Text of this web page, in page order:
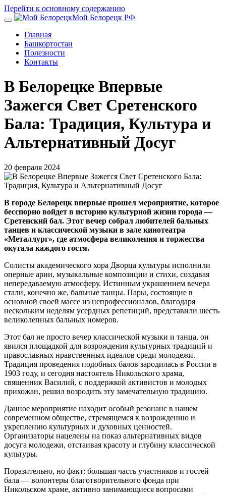
Перейти к основному содержанию
Мой Белорецк РФ
Главная
Башкортостан
Полезности
Контакты
В Белорецке Впервые
Зажегся Свет Сретенского
Бала: Традиция, Культура и
Альтернативный Досуг
20 февраля 2024
В городе Белорецк впервые прошел мероприятие, которое
бесспорно войдет в историю культурной жизни города —
Сретенский бал. Этот вечер собрал любителей бальных
танцев и классической музыки в зале кинотеатра
«Металлург», где атмосфера великолепия и торжества
окутала каждого гостя.
Солисты академического хора Дворца культуры исполнили
оперные арии, музыкальные композиции и стихи, создавая
непередаваемую атмосферу. Истинным украшением вечера
стали, конечно же, бальные танцы. Пары, состоящие в
основной своей массе из непрофессионалов, благодаря
нескольким неделям усердных репетиций, представили шесть
великолепных бальных номеров.
Этот бал не просто вечер классической музыки и танца, он
явился площадкой для возрождения культурных традиций и
православных нравственных идеалов среди молодежи.
Традиция проведения подобных балов зародилась в России в
1903 году, и сегодня настоятель Никольского храма,
священник Василий, с поддержкой активистов и молодых
прихожан, решил возродить эту замечательную традицию.
Данное мероприятие находит особый резонанс в нашем
современном обществе, стремящемся к возрождению и
укреплению культурных и духовных ценностей.
Организаторы нацелены на показ альтернативных видов
досуга молодежи, отстаивая красоту и глубину классической
культуры.
Поразительно, но факт: большая часть участников и гостей
бала — волонтеры благотворительного фонда при
Никольском храме, активно занимающиеся вопросами